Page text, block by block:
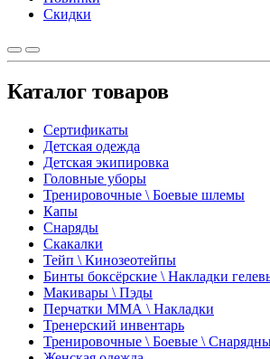
Скидки
Каталог товаров
Сертификаты
Детская одежда
Детская экипировка
Головные уборы
Тренировочные \ Боевые шлемы
Капы
Снаряды
Скакалки
Тейп \ Кинозеотейпы
Бинты боксёрские \ Накладки
Макивары \ Пэды
Перчатки ММА \ Накладки
Тренерский инвентарь
Тренировочные \ Боевые \